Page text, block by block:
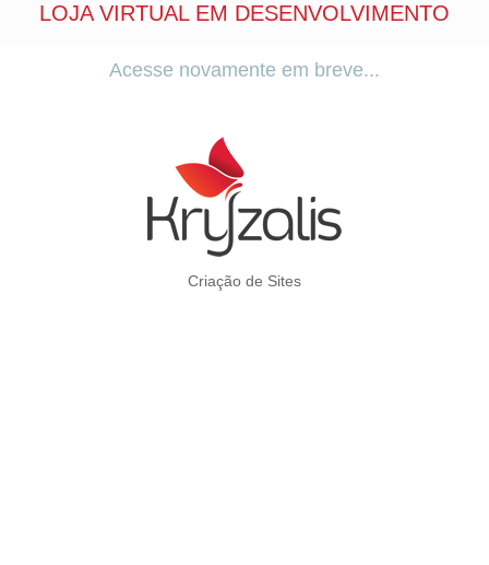
LOJA VIRTUAL EM DESENVOLVIMENTO
Acesse novamente em breve...
Criação de Sites